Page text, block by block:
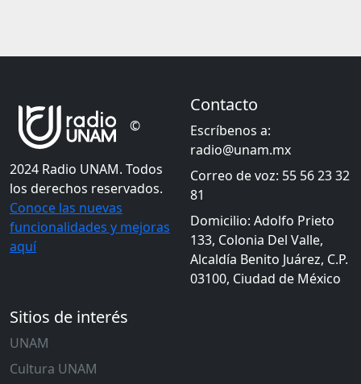
©
2024 Radio UNAM. Todos
los derechos reservados.
Conoce las nuevas
funcionalidades y mejoras
aquí
Contacto
Escríbenos a:
radio@unam.mx
Correo de voz: 55 56 23 32
81
Domicilio: Adolfo Prieto
133, Colonia Del Valle,
Alcaldía Benito Juárez, C.P.
03100, Ciudad de México
Sitios de interés
UNAM
Cultura UNAM